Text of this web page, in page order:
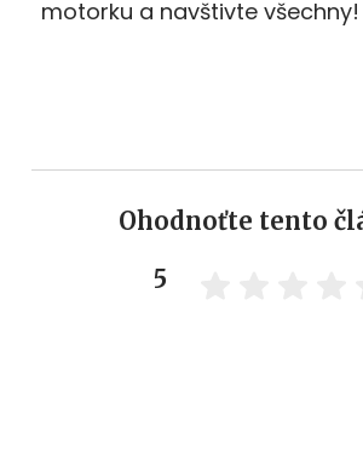
motorku a navštivte všechny!
Ohodnoťte tento
5